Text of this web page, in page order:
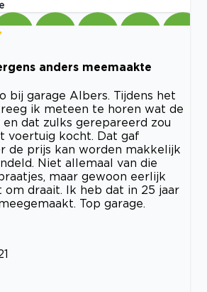
anders meemaakte
bij garage Albers. Tijdens het
ik meteen te horen wat de
dat zulks gerepareerd zou
voertuig kocht. Dat gaf
de prijs kan worden makkelijk
Niet allemaal van die
maar gewoon eerlijk
om draait. Ik heb dat in 25 jaar
Top garage.